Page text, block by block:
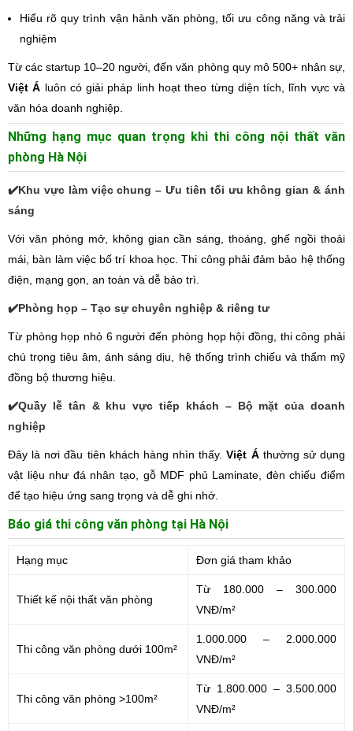
Hiểu rõ quy trình vận hành văn phòng, tối ưu công năng và trải
nghiệm
Từ các startup 10–20 người, đến văn phòng quy mô 500+ nhân sự,
Việt Á luôn có giải pháp linh hoạt theo từng diện tích, lĩnh vực và
văn hóa doanh nghiệp.
Những hạng mục quan trọng khi thi công nội thất văn
phòng Hà Nội
✔️Khu vực làm việc chung – Ưu tiên tối ưu không gian & ánh
sáng
Với văn phòng mở, không gian cần sáng, thoáng, ghế ngồi thoải
mái, bàn làm việc bố trí khoa học. Thi công phải đảm bảo hệ thống
điện, mạng gọn, an toàn và dễ bảo trì.
✔️Phòng họp – Tạo sự chuyên nghiệp & riêng tư
Từ phòng họp nhỏ 6 người đến phòng họp hội đồng, thi công phải
chú trọng tiêu âm, ánh sáng dịu, hệ thống trình chiếu và thẩm mỹ
đồng bộ thương hiệu.
✔️Quầy lễ tân & khu vực tiếp khách – Bộ mặt của doanh
nghiệp
Đây là nơi đầu tiên khách hàng nhìn thấy.Việt Áthường sử dụng
vật liệu như đá nhân tạo, gỗ MDF phủ Laminate, đèn chiếu điểm
để tạo hiệu ứng sang trọng và dễ ghi nhớ.
Báo giá thi công văn phòng tại Hà Nội
Hạng mục Đơn giá tham khảo
Thiết kế nội thất văn phòng
Từ 180.000 – 300.000
VNĐ/m²
Thi công văn phòng dưới 100m²
1.000.000 – 2.000.000
VNĐ/m²
Thi công văn phòng >100m²
Từ 1.800.000 – 3.500.000
VNĐ/m²